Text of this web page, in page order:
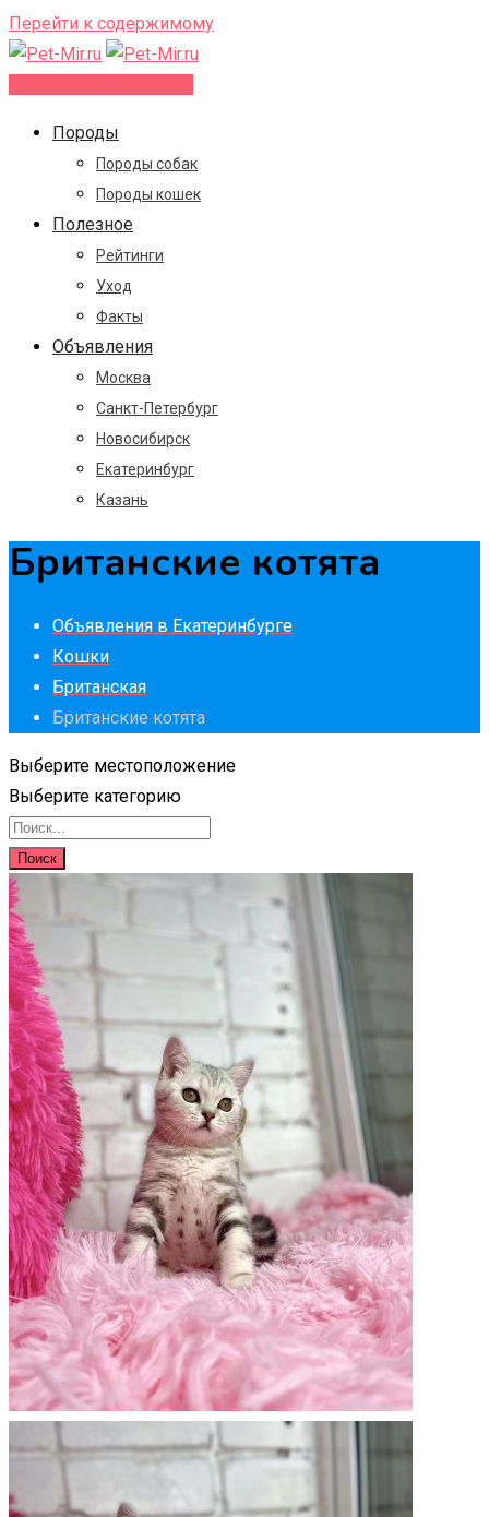
Перейти к содержимому
Породы
Породы собак
Породы кошек
Полезное
Рейтинги
Уход
Факты
Объявления
Москва
Санкт-Петербург
Новосибирск
Екатеринбург
Казань
Британские котята
Объявления в Екатеринбурге
Кошки
Британская
Британские котята
Выберите местоположение
Выберите категорию
Поиск